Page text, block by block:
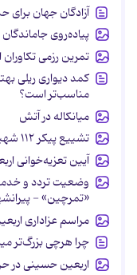
آزادگان جهان
پیاده‌روی
تمرین رزمی
کمد دیواری ریلی
مناسب‌تر است؟
میانکاله در آتش
تشییع پیکر ۱۱۲ شهید در غزه پس از ۳ سال زیر آوار ماندن
آیین تعزیه‌خوانی
وضعیت تردد و
«تمرچین» -
مراسم عزاداری
چرا هرچی بزرگ‌تر
اربعین حسینی در